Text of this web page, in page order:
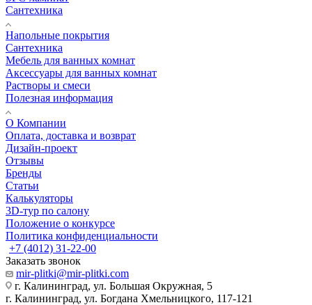
Сантехника
Напольные покрытия
Сантехника
Мебель для ванных комнат
Аксессуары для ванных комнат
Растворы и смеси
Полезная информация
О Компании
Оплата, доставка и возврат
Дизайн-проект
Отзывы
Бренды
Статьи
Калькуляторы
3D-тур по салону
Положение о конкурсе
Политика конфиденциальности
+7 (4012) 31-22-00
Заказать звонок
mir-plitki@mir-plitki.com
г. Калининград, ул. Большая Окружная, 5
г. Калининград, ул. Богдана Хмельницкого, 117-121